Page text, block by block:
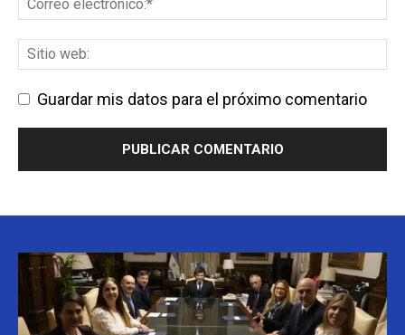
Guardar mis datos para el próximo comentario